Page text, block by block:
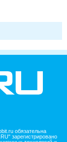
обязательна
зарегистрировано